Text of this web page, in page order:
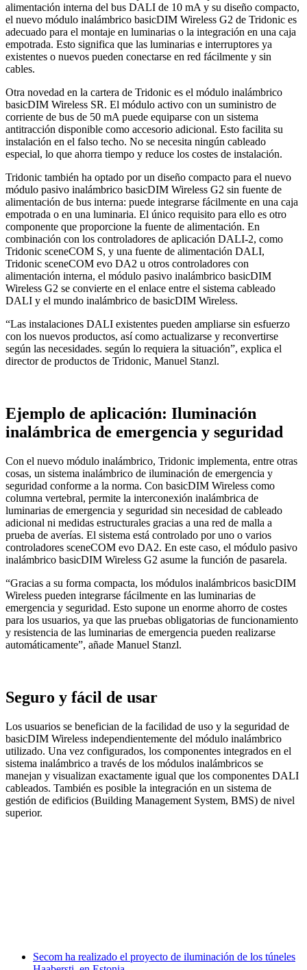
alimentación interna del bus DALI de 10 mA y su diseño compacto,
el nuevo módulo inalámbrico basicDIM Wireless G2 de Tridonic es
adecuado para el montaje en luminarias o la integración en una caja
empotrada. Esto significa que las luminarias e interruptores ya
existentes o nuevos pueden conectarse en red fácilmente y sin
cables.
Otra novedad en la cartera de Tridonic es el módulo inalámbrico
basicDIM Wireless SR. El módulo activo con un suministro de
corriente de bus de 50 mA puede equiparse con un sistema
antitracción disponible como accesorio adicional. Esto facilita su
instalación en el falso techo. No se necesita ningún cableado
especial, lo que ahorra tiempo y reduce los costes de instalación.
Tridonic también ha optado por un diseño compacto para el nuevo
módulo pasivo inalámbrico basicDIM Wireless G2 sin fuente de
alimentación de bus interna: puede integrarse fácilmente en una caja
empotrada o en una luminaria. El único requisito para ello es otro
componente que proporcione la fuente de alimentación. En
combinación con los controladores de aplicación DALI-2, como
Tridonic sceneCOM S, y una fuente de alimentación DALI,
Tridonic sceneCOM evo DA2 u otros controladores con
alimentación interna, el módulo pasivo inalámbrico basicDIM
Wireless G2 se convierte en el enlace entre el sistema cableado
DALI y el mundo inalámbrico de basicDIM Wireless.
“Las instalaciones DALI existentes pueden ampliarse sin esfuerzo
con los nuevos productos, así como actualizarse y reconvertirse
según las necesidades. según lo requiera la situación”, explica el
director de productos de Tridonic, Manuel Stanzl.
Ejemplo de aplicación: Iluminación
inalámbrica de emergencia y seguridad
Con el nuevo módulo inalámbrico, Tridonic implementa, entre otras
cosas, un sistema inalámbrico de iluminación de emergencia y
seguridad conforme a la norma. Con basicDIM Wireless como
columna vertebral, permite la interconexión inalámbrica de
luminarias de emergencia y seguridad sin necesidad de cableado
adicional ni medidas estructurales gracias a una red de malla a
prueba de averías. El sistema está controlado por uno o varios
controladores sceneCOM evo DA2. En este caso, el módulo pasivo
inalámbrico basicDIM Wireless G2 asume la función de pasarela.
“Gracias a su forma compacta, los módulos inalámbricos basicDIM
Wireless pueden integrarse fácilmente en las luminarias de
emergencia y seguridad. Esto supone un enorme ahorro de costes
para los usuarios, ya que las pruebas obligatorias de funcionamiento
y resistencia de las luminarias de emergencia pueden realizarse
automáticamente”, añade Manuel Stanzl.
Seguro y fácil de usar
Los usuarios se benefician de la facilidad de uso y la seguridad de
basicDIM Wireless independientemente del módulo inalámbrico
utilizado. Una vez configurados, los componentes integrados en el
sistema inalámbrico a través de los módulos inalámbricos se
manejan y visualizan exactamente igual que los componentes DALI
cableados. También es posible la integración en un sistema de
gestión de edificios (Building Management System, BMS) de nivel
superior.
WhatsApp
Secom ha realizado el proyecto de iluminación de los túneles